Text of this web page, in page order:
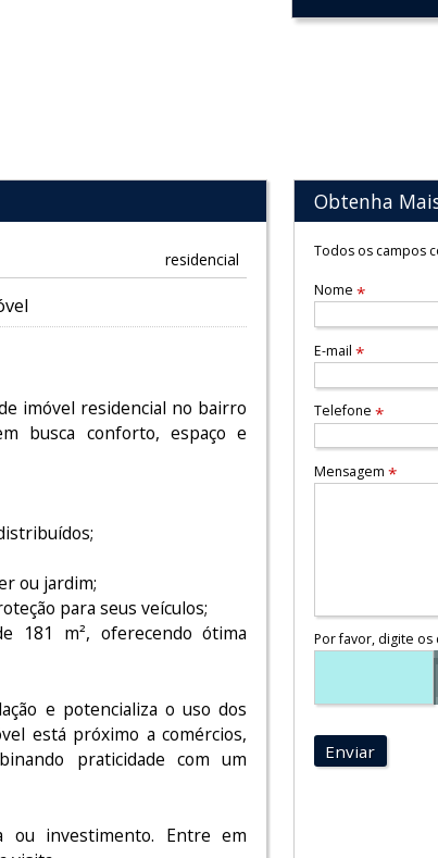
residencial
imóvel residencial no bairro
busca conforto, espaço e
ou jardim;
para seus veículos;
181 m², oferecendo ótima
e potencializa o uso dos
está próximo a comércios,
praticidade com um
ou investimento. Entre em
Obtenha
Todos os campos
Nome *
E-mail *
Telefone *
Mensagem *
Por favor, digite os
Enviar